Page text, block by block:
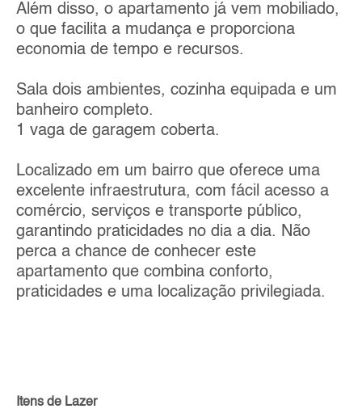
Além disso, o apartamento já vem mobiliado,
o que facilita a mudança e proporciona
economia de tempo e recursos.
Sala dois ambientes, cozinha equipada e um
banheiro completo.
1 vaga de garagem coberta.
Localizado em um bairro que oferece uma
excelente infraestrutura, com fácil acesso a
comércio, serviços e transporte público,
garantindo praticidades no dia a dia. Não
perca a chance de conhecer este
apartamento que combina conforto,
praticidades e uma localização privilegiada.
Itens de Lazer